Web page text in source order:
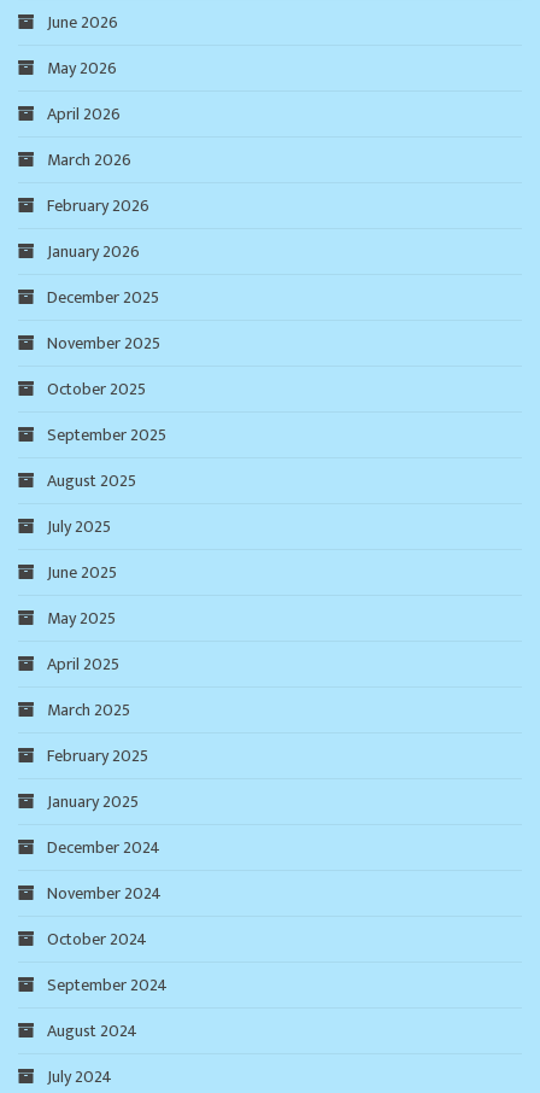
June 2026
May 2026
April 2026
March 2026
February 2026
January 2026
December 2025
November 2025
October 2025
September 2025
August 2025
July 2025
June 2025
May 2025
April 2025
March 2025
February 2025
January 2025
December 2024
November 2024
October 2024
September 2024
August 2024
July 2024